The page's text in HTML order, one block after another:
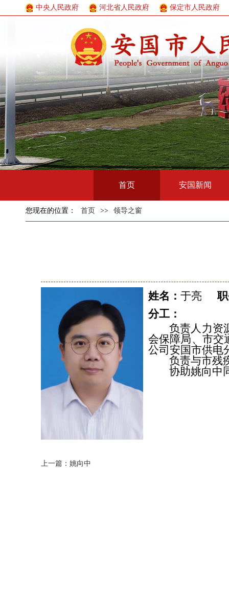
中央人民政府 河北省人民政府 保定市人民政府
首页 安国新闻
您现在的位置： 首页 >> 领导之窗
姓名： 于亮
分工：
负责人力资
会保障局、市交
公司安国市供电
负责与市残
协助姚向中
上一篇： 姚向中